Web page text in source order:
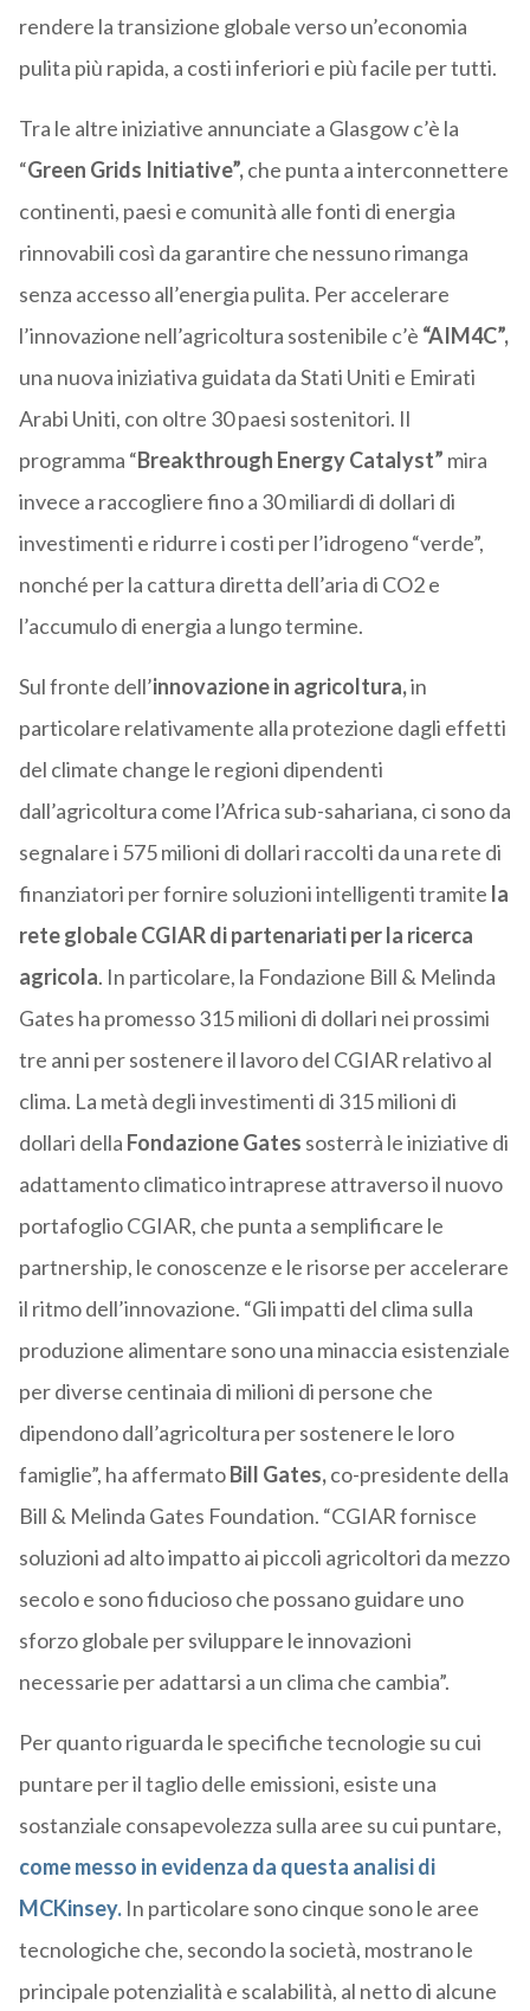
rendere la transizione globale verso un’economia
pulita più rapida, a costi inferiori e più facile per tutti.
Tra le altre iniziative annunciate a Glasgow c’è la
“Green Grids Initiative”,che punta a interconnettere
continenti, paesi e comunità alle fonti di energia
rinnovabili così da garantire che nessuno rimanga
senza accesso all’energia pulita. Per accelerare
l’innovazione nell’agricoltura sostenibile c’è “AIM4C”,
una nuova iniziativa guidata da Stati Uniti e Emirati
Arabi Uniti, con oltre 30 paesi sostenitori. Il
programma “Breakthrough Energy Catalyst” mira
invece a raccogliere fino a 30 miliardi di dollari di
investimenti e ridurre i costi per l’idrogeno “verde”,
nonché per la cattura diretta dell’aria di CO2 e
l’accumulo di energia a lungo termine.
Sul fronte dell’innovazione in agricoltura,in
particolare relativamente alla protezione dagli effetti
del climate change le regioni dipendenti
dall’agricoltura come l’Africa sub-sahariana, ci sono da
segnalare i 575 milioni di dollari raccolti da una rete di
finanziatori per fornire soluzioni intelligenti tramite la
rete globale CGIAR di partenariati per la ricerca
agricola. In particolare, la Fondazione Bill & Melinda
Gates ha promesso 315 milioni di dollari nei prossimi
tre anni per sostenere il lavoro del CGIAR relativo al
clima. La metà degli investimenti di 315 milioni di
dollari della Fondazione Gates sosterrà le iniziative di
adattamento climatico intraprese attraverso il nuovo
portafoglio CGIAR, che punta a semplificare le
partnership, le conoscenze e le risorse per accelerare
il ritmo dell’innovazione. “Gli impatti del clima sulla
produzione alimentare sono una minaccia esistenziale
per diverse centinaia di milioni di persone che
dipendono dall’agricoltura per sostenere le loro
famiglie”, ha affermatoBill Gates,co-presidente della
Bill & Melinda Gates Foundation. “CGIAR fornisce
soluzioni ad alto impatto ai piccoli agricoltori da mezzo
secolo e sono fiducioso che possano guidare uno
sforzo globale per sviluppare le innovazioni
necessarie per adattarsi a un clima che cambia”.
Per quanto riguarda le specifiche tecnologie su cui
puntare per il taglio delle emissioni, esiste una
sostanziale consapevolezza sulla aree su cui puntare,
come messo in evidenza da questa analisi di
MCKinsey. In particolare sono cinque sono le aree
tecnologiche che, secondo la società, mostrano le
principale potenzialità e scalabilità, al netto di alcune